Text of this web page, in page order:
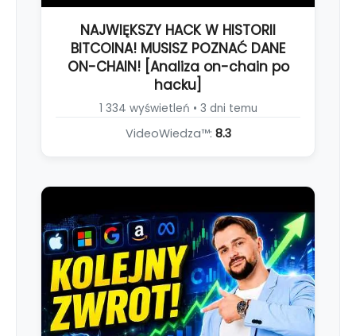
NAJWIĘKSZY HACK W HISTORII
BITCOINA! MUSISZ POZNAĆ DANE
ON-CHAIN! [Analiza on-chain po
hacku]
1 334 wyświetleń • 3 dni temu
VideoWiedza™: 8.3